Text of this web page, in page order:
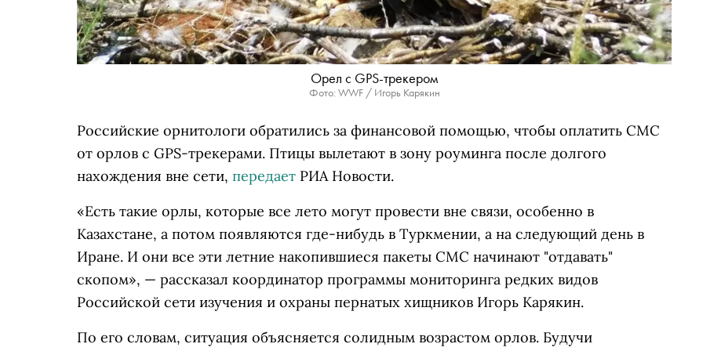
Орел с GPS-трекером
Фото: WWF / Игорь Карякин
Российские орнитологи обратились за финансовой помощью, чтобы оплатить СМС
от орлов с GPS-трекерами. Птицы вылетают в зону роуминга после долгого
нахождения вне сети, передает РИА Новости.
«Есть такие орлы, которые все лето могут провести вне связи, особенно в
Казахстане, а потом появляются где-нибудь в Туркмении, а на следующий день в
Иране. И они все эти летние накопившиеся пакеты СМС начинают "отдавать"
скопом», — рассказал координатор программы мониторинга редких видов
Российской сети изучения и охраны пернатых хищников Игорь Карякин.
По его словам, ситуация объясняется солидным возрастом орлов. Будучи